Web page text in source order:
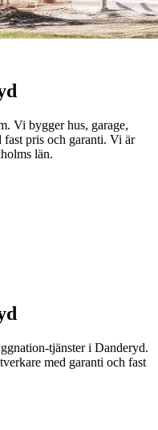
Vi bygger hus, garage,
pris och garanti. Vi är
län.
-tjänsteri Danderyd.
med garanti och fast